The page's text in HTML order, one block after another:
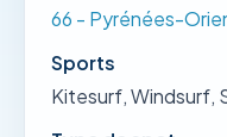
66 - Pyrénées-
Sports
Kitesurf, Windsurf,